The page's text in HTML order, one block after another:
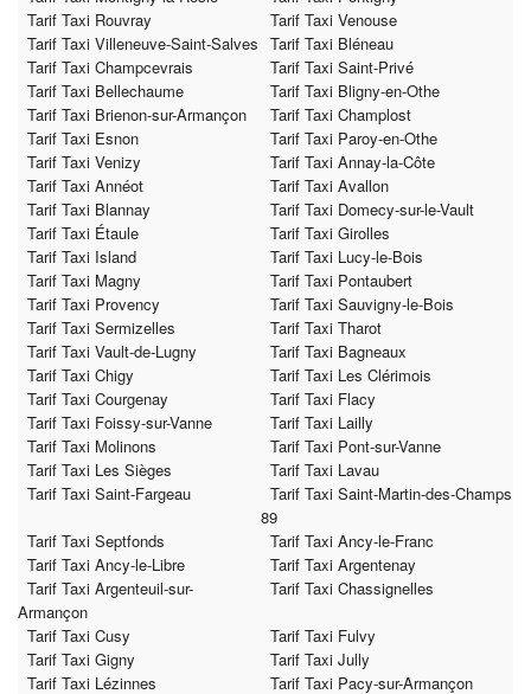
Tarif Taxi Rouvray
Tarif Taxi Venouse
Tarif Taxi Villeneuve-Saint-Salves Tarif Taxi Bléneau
Tarif Taxi Champcevrais
Tarif Taxi Saint-Privé
Tarif Taxi Bellechaume
Tarif Taxi Bligny-en-Othe
Tarif Taxi Brienon-sur-Armançon
Tarif Taxi Champlost
Tarif Taxi Esnon
Tarif Taxi Paroy-en-Othe
Tarif Taxi Venizy
Tarif Taxi Annay-la-Côte
Tarif Taxi Annéot
Tarif Taxi Avallon
Tarif Taxi Blannay
Tarif Taxi Domecy-sur-le-Vault
Tarif Taxi Étaule
Tarif Taxi Girolles
Tarif Taxi Island
Tarif Taxi Lucy-le-Bois
Tarif Taxi Magny
Tarif Taxi Pontaubert
Tarif Taxi Provency
Tarif Taxi Sauvigny-le-Bois
Tarif Taxi Sermizelles
Tarif Taxi Tharot
Tarif Taxi Vault-de-Lugny
Tarif Taxi Bagneaux
Tarif Taxi Chigy
Tarif Taxi Les Clérimois
Tarif Taxi Courgenay
Tarif Taxi Flacy
Tarif Taxi Foissy-sur-Vanne
Tarif Taxi Lailly
Tarif Taxi Molinons
Tarif Taxi Pont-sur-Vanne
Tarif Taxi Les Sièges
Tarif Taxi Lavau
Tarif Taxi Saint-Fargeau
Tarif Taxi Saint-Martin-des-Champs
89
Tarif Taxi Septfonds
Tarif Taxi Ancy-le-Franc
Tarif Taxi Ancy-le-Libre
Tarif Taxi Argentenay
Tarif Taxi Argenteuil-sur-
Armançon
Tarif Taxi Chassignelles
Tarif Taxi Cusy
Tarif Taxi Fulvy
Tarif Taxi Gigny
Tarif Taxi Jully
Tarif Taxi Lézinnes
Tarif Taxi Pacy-sur-Armançon